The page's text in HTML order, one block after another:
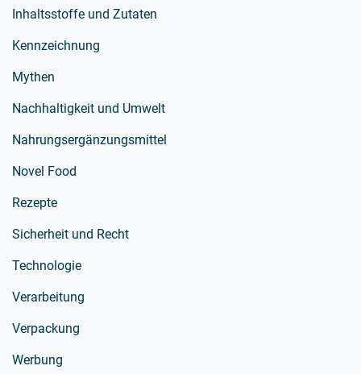
Inhaltsstoffe und Zutaten
Kennzeichnung
Mythen
Nachhaltigkeit und Umwelt
Nahrungsergänzungsmittel
Novel Food
Rezepte
Sicherheit und Recht
Technologie
Verarbeitung
Verpackung
Werbung